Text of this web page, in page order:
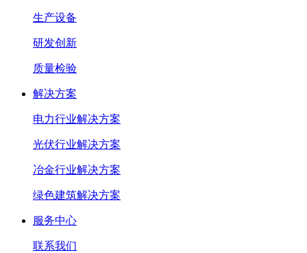
生产设备
研发创新
质量检验
解决方案
电力行业解决方案
光伏行业解决方案
冶金行业解决方案
绿色建筑解决方案
服务中心
联系我们